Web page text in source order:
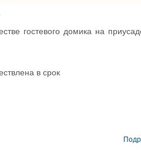
гостевого домика на
в срок